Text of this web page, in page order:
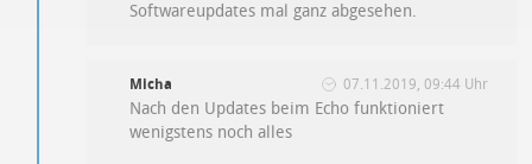
Softwareupdates mal ganz abgesehen.
Micha 07.11.2019, 09:44 Uhr
Nach den Updates beim Echo funktioniert
wenigstens noch alles